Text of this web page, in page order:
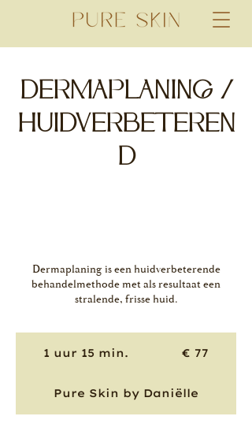
DERMAPLANING /
HUIDVERBETEREN
D
Dermaplaning is een huidverbeterende
behandelmethode met als resultaat een
stralende, frisse huid.
1 uur 15 min.
1
5
€ 77
Pure Skin by Daniëlle